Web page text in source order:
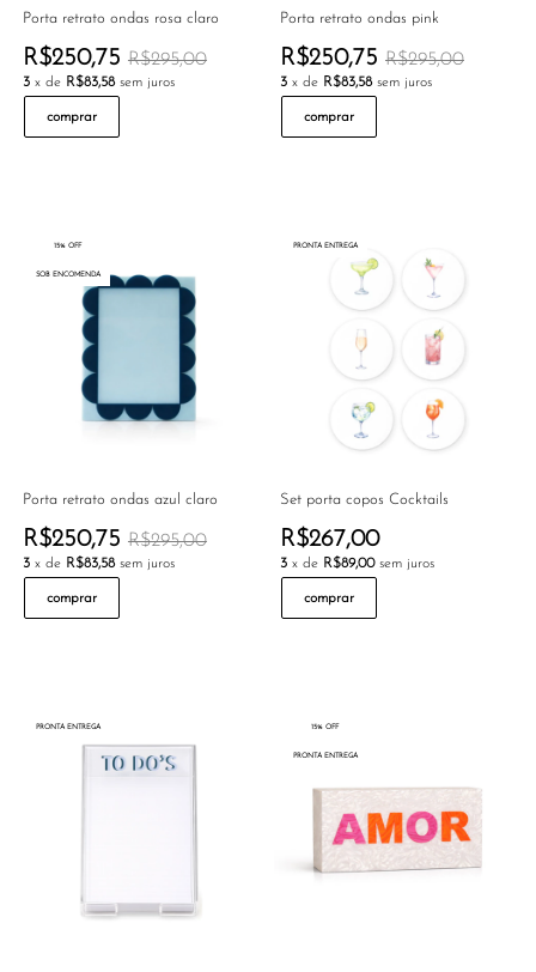
Porta retrato ondas rosa claro
R$250,75 R$295,00
3 x de R$83,58 sem juros
comprar
Porta retrato ondas pink
R$250,75 R$295,00
3 x de R$83,58 sem juros
comprar
15% OFF
SOB ENCOMENDA
Porta retrato ondas azul claro
R$250,75 R$295,00
3 x de R$83,58 sem juros
comprar
PRONTA ENTREGA
Set porta copos Cocktails
R$267,00
3 x de R$89,00 sem juros
comprar
PRONTA ENTREGA 15% OFF
PRONTA ENTREGA